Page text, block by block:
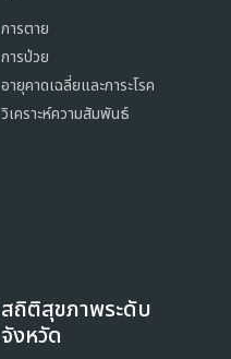
การตาย
การป่วย
อายุคาดเฉลี่ยและภาระโรค
วิเคราะห์ความสัมพันธ์
สถิติสุขภาพระดับ
จังหวัด